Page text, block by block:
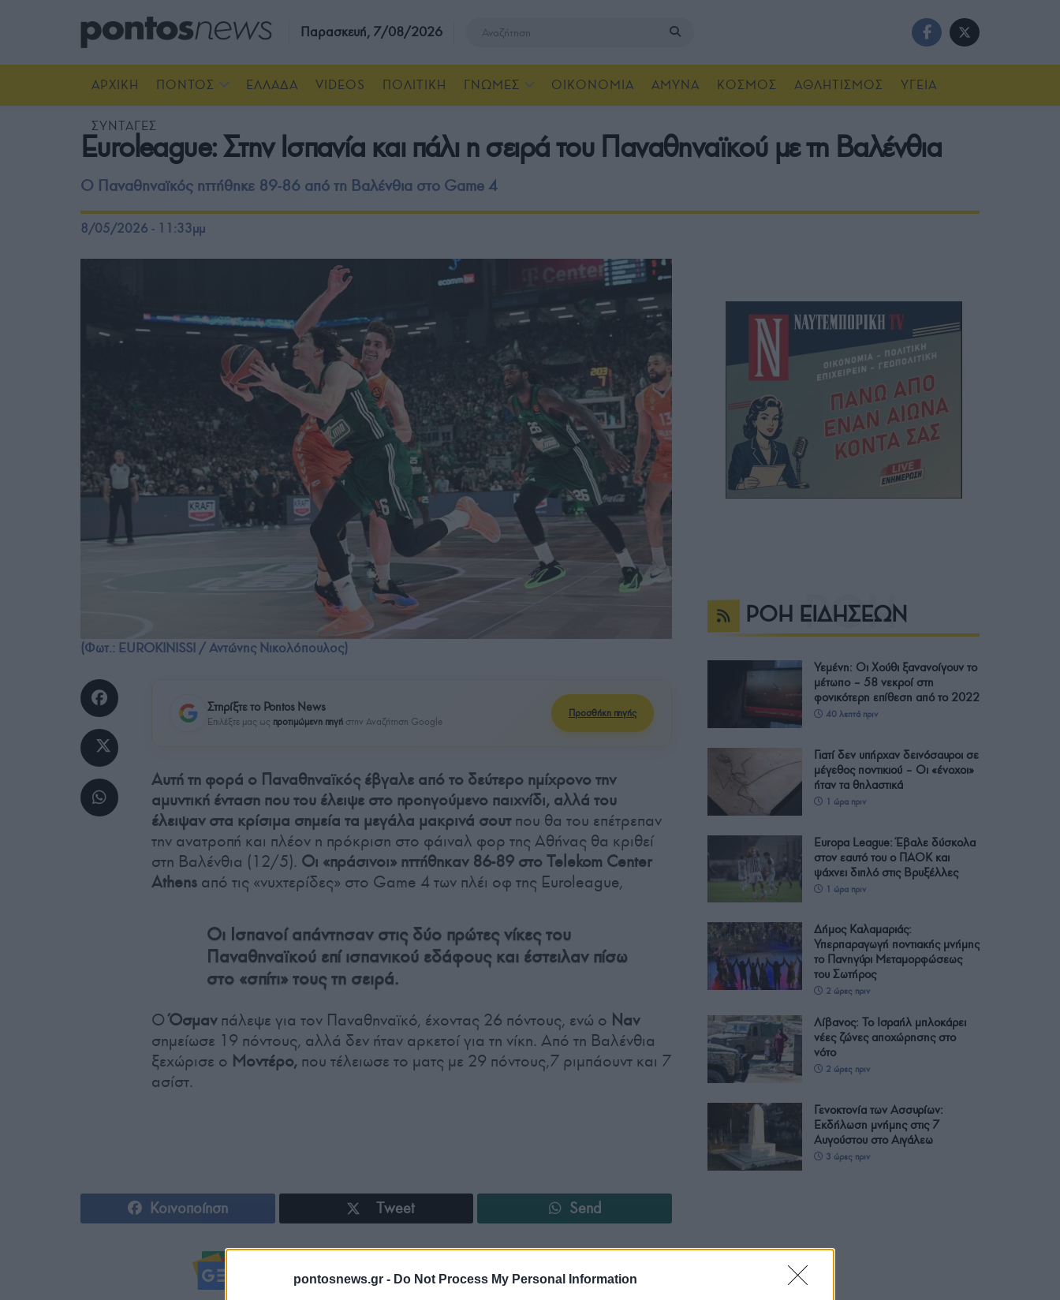
pontosnews.gr - Do Not Process My Personal Information
Παρασκευή, 7/08/2026
ΑΡΧΙΚΗ ΠΟΝΤΟΣ ΕΛΛΑΔΑ VIDEOS ΠΟΛΙΤΙΚΗ ΓΝΩΜΕΣ ΟΙΚΟΝΟΜΙΑ ΑΜΥΝΑ ΚΟΣΜΟΣ ΑΘΛΗΤΙΣΜΟΣ ΥΓΕΙΑ
ΣΥΝΤΑΓΕΣ
Euroleague: Στην Ισπανία και πάλι η σειρά του Παναθηναϊκού με τη Βαλένθια
Ο Παναθηναϊκός ηττήθηκε 89-86 από τη Βαλένθια στο Game 4
8/05/2026 - 11:33μμ
(Φωτ.: EUROKINISSI / Αντώνης Νικολόπουλος)
Στηρίξτε το Pontos News
Επιλέξτε μας ως προτιμώμενη πηγή στην Αναζήτηση Google
Προσθήκη πηγής
Αυτή τη φορά ο Παναθηναϊκός έβγαλε από το δεύτερο ημίχρονο την
αμυντική ένταση που του έλειψε στο προηγούμενο παιχνίδι, αλλά του
έλειψαν στα κρίσιμα σημεία τα μεγάλα μακρινά σουτπου θα του επέτρεπαν
την ανατροπή και πλέον η πρόκριση στο φάιναλ φορ της Αθήνας θα κριθεί
στη Βαλένθια (12/5). Οι «πράσινοι» ηττήθηκαν 86-89 στο Telekom Center
Athens από τις «νυχτερίδες» στο Game 4 των πλέι οφ της Euroleague,
Οι Ισπανοί απάντησαν στις δύο πρώτες νίκες του
Παναθηναϊκού επί ισπανικού εδάφους και έστειλαν πίσω
στο «σπίτι» τους τη σειρά.
ΟΌσμανπάλεψε για τον Παναθηναϊκό, έχοντας 26 πόντους, ενώ ο Ναν
σημείωσε 19 πόντους, αλλά δεν ήταν αρκετοί για τη νίκη. Από τη Βαλένθια
ξεχώρισε ο Μοντέρο, που τέλειωσε το ματς με 29 πόντους,7 ριμπάουντ και 7
ασίστ.
Κοινοποίηση Tweet Send
Ακολουθήστε μας στοGoogle News
ΡΟΗ ΕΙΔΗΣΕΩΝ
Υεμένη: Οι Χούθι ξανανοίγουν το
μέτωπο – 58 νεκροί στη
φονικότερη επίθεση από το 2022
40 λεπτά πριν
Γιατί δεν υπήρχαν δεινόσαυροι σε
μέγεθος ποντικιού – Οι «ένοχοι»
ήταν τα θηλαστικά
1 ώρα πριν
Europa League: Έβαλε δύσκολα
στον εαυτό του ο ΠΑΟΚ και
ψάχνει διπλό στις Βρυξέλλες
1 ώρα πριν
Δήμος Καλαμαριάς:
Υπερπαραγωγή ποντιακής μνήμης
το Πανηγύρι Μεταμορφώσεως
του Σωτήρος
2 ώρες πριν
Λίβανος: Το Ισραήλ μπλοκάρει
νέες ζώνες αποχώρησης στο
νότο
2 ώρες πριν
Γενοκτονία των Ασσυρίων:
Εκδήλωση μνήμης στις 7
Αυγούστου στο Αιγάλεω
3 ώρες πριν